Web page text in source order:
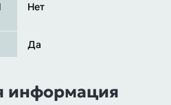
Нет
Да
информация